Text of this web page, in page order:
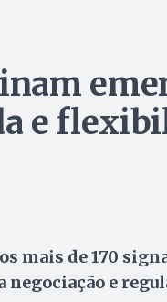
e
mais de 170
e